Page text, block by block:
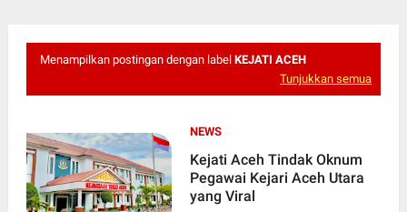
Menampilkan postingan dengan label KEJATI ACEH
Tunjukkan semua
NEWS
Kejati Aceh Tindak Oknum
Pegawai Kejari Aceh Utara
yang Viral